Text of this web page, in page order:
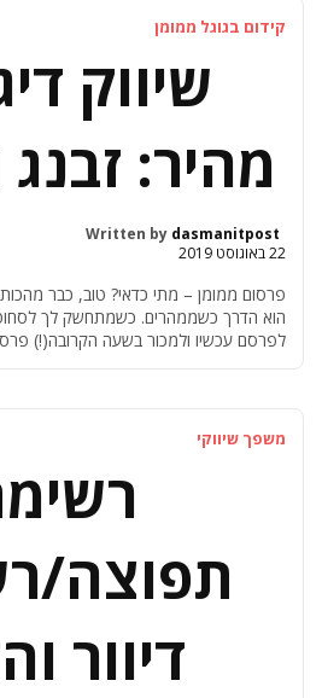
קידום בגוגל ממומן
שיווק
מהיר: זבנג
Written by dasmanitpost
22 באוגוסט 2019
פרסום ממומן – מתי כדאי? טוב, כבר
הוא הדרך כשממהרים. כשמתחשק לך
לפרסם עכשיו ולמכור בשעה הקרובה(!)
משפך שיווקי
תפוצה/
דיוור